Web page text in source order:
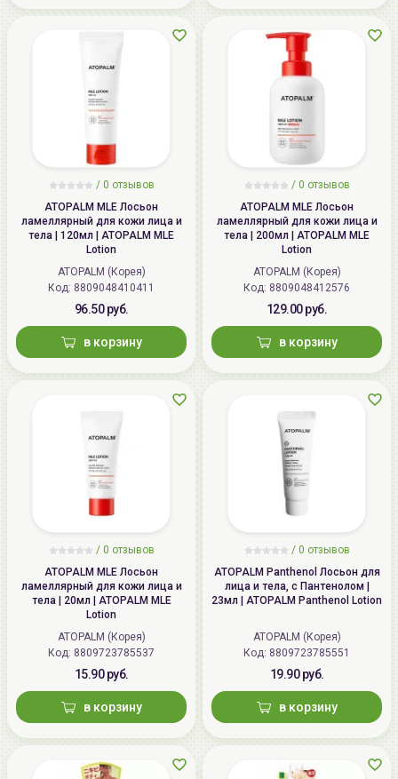
/ 0 отзывов
ATOPALM MLE Лосьон
ламеллярный для кожи лица и
тела | 120мл | ATOPALM MLE
Lotion
ATOPALM (Корея)
Код: 8809048410411
96.50 руб.
в корзину
/ 0 отзывов
ATOPALM MLE Лосьон
ламеллярный для кожи лица и
тела | 200мл | ATOPALM MLE
Lotion
ATOPALM (Корея)
Код: 8809048412576
129.00 руб.
в корзину
/ 0 отзывов
ATOPALM MLE Лосьон
ламеллярный для кожи лица и
тела | 20мл | ATOPALM MLE
Lotion
ATOPALM (Корея)
Код: 8809723785537
15.90 руб.
в корзину
/ 0 отзывов
ATOPALM Panthenol Лосьон для
лица и тела, с Пантенолом |
23мл | ATOPALM Panthenol Lotion
ATOPALM (Корея)
Код: 8809723785551
19.90 руб.
в корзину